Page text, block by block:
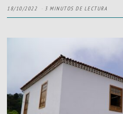
18/10/2022 3 MINUTOS DE LECTURA